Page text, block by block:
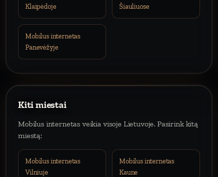
Klaipėdoje
Šiauliuose
Mobilus internetas
Panevėžyje
Kiti miestai
Mobilus internetas veikia visoje Lietuvoje. Pasirink kitą
miestą:
Mobilus internetas
Vilniuje
Mobilus internetas
Kaune